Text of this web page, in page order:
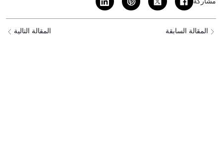
المقالة السابقة المقالة التالية